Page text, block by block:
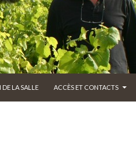
LA SALLE ACCÈS ET CONTACTS